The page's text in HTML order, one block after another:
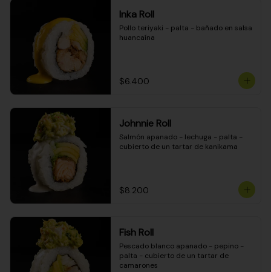
Inka Roll
Pollo teriyaki - palta - bañado en salsa
huancaína
$6.400
Johnnie Roll
Salmón apanado - lechuga - palta -
cubierto de un tartar de kanikama
$8.200
Fish Roll
Pescado blanco apanado - pepino -
palta - cubierto de un tartar de
camarones